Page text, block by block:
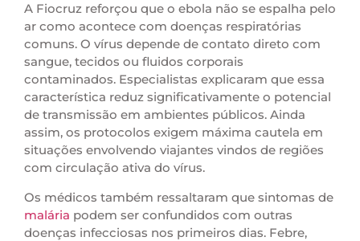
A Fiocruz reforçou que o ebola não se espalha pelo
ar como acontece com doenças respiratórias
comuns. O vírus depende de contato direto com
sangue, tecidos ou fluidos corporais
contaminados. Especialistas explicaram que essa
característica reduz significativamente o potencial
de transmissão em ambientes públicos. Ainda
assim, os protocolos exigem máxima cautela em
situações envolvendo viajantes vindos de regiões
com circulação ativa do vírus.
Os médicos também ressaltaram que sintomas de
malária podem ser confundidos com outras
doenças infecciosas nos primeiros dias. Febre,